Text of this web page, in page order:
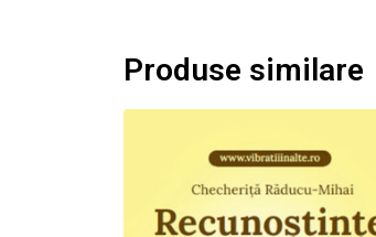
Produse similare